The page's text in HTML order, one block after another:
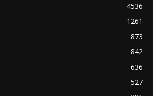
4536
1261
873
842
636
527